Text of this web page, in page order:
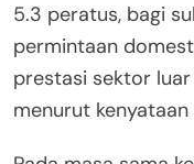
5.3 peratus, bagi
permintaan
prestasi sektor
menurut kenyataan